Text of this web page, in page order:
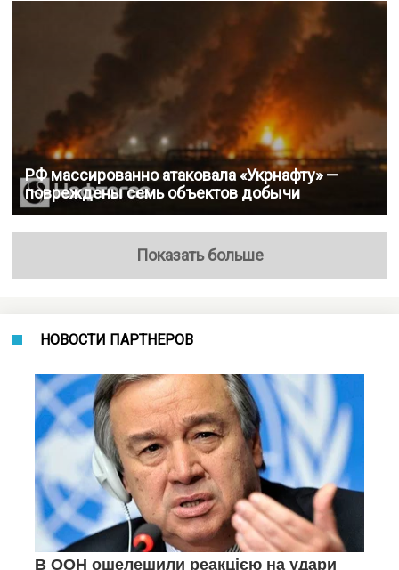
РФ массированно атаковала «Укрнафту» —
повреждены семь объектов добычи
Показать больше
НОВОСТИ ПАРТНЕРОВ